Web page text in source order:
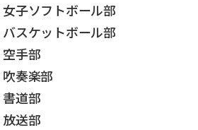
女子ソフトボール部
バスケットボール部
空手部
吹奏楽部
書道部
放送部